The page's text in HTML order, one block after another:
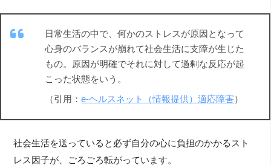
日常生活の中で、何かのストレスが原因となって
心身のバランスが崩れて社会生活に支障が生じた
もの。原因が明確でそれに対して過剰な反応が起
こった状態をいう。
（引用：e-ヘルスネット（情報提供）適応障害）
社会生活を送っていると必ず自分の心に負担のかかるスト
レス因子が、ごろごろ転がっています。